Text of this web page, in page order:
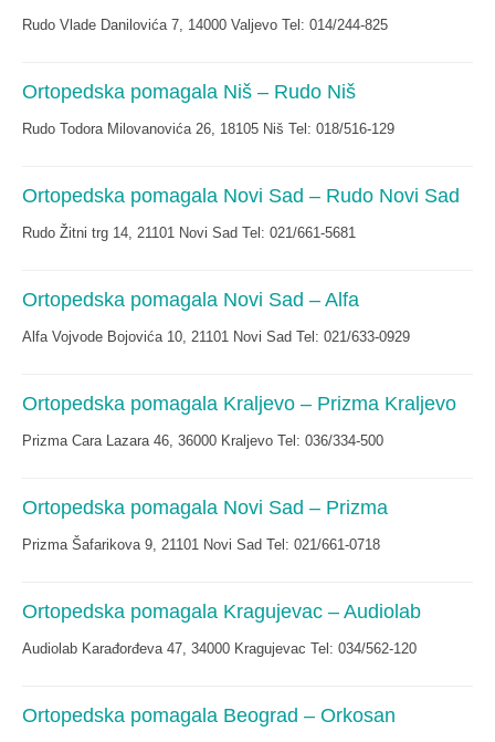
Rudo Vlade Danilovića 7, 14000 Valjevo Tel: 014/244-825
Ortopedska pomagala Niš – Rudo Niš
Rudo Todora Milovanovića 26, 18105 Niš Tel: 018/516-129
Ortopedska pomagala Novi Sad – Rudo Novi Sad
Rudo Žitni trg 14, 21101 Novi Sad Tel: 021/661-5681
Ortopedska pomagala Novi Sad – Alfa
Alfa Vojvode Bojovića 10, 21101 Novi Sad Tel: 021/633-0929
Ortopedska pomagala Kraljevo – Prizma Kraljevo
Prizma Cara Lazara 46, 36000 Kraljevo Tel: 036/334-500
Ortopedska pomagala Novi Sad – Prizma
Prizma Šafarikova 9, 21101 Novi Sad Tel: 021/661-0718
Ortopedska pomagala Kragujevac – Audiolab
Audiolab Karađorđeva 47, 34000 Kragujevac Tel: 034/562-120
Ortopedska pomagala Beograd – Orkosan